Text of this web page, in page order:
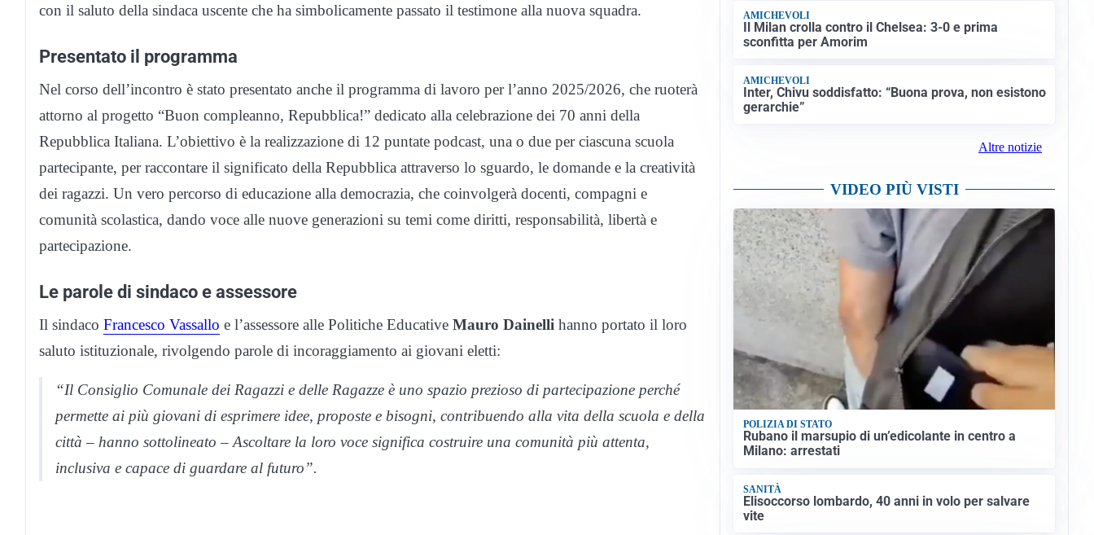
con il saluto della sindaca uscente che ha simbolicamente passato il testimone alla nuova squadra.
Presentato il programma
Nel corso dell’incontro è stato presentato anche il programma di lavoro per l’anno 2025/2026, che ruoterà
attorno al progetto “Buon compleanno, Repubblica!” dedicato alla celebrazione dei 70 anni della
Repubblica Italiana. L’obiettivo è la realizzazione di 12 puntate podcast, una o due per ciascuna scuola
partecipante, per raccontare il significato della Repubblica attraverso lo sguardo, le domande e la creatività
dei ragazzi. Un vero percorso di educazione alla democrazia, che coinvolgerà docenti, compagni e
comunità scolastica, dando voce alle nuove generazioni su temi come diritti, responsabilità, libertà e
partecipazione.
Le parole di sindaco e assessore
Il sindaco Francesco Vassallo e l’assessore alle Politiche Educative Mauro Dainelli hanno portato il loro
saluto istituzionale, rivolgendo parole di incoraggiamento ai giovani eletti:
“Il Consiglio Comunale dei Ragazzi e delle Ragazze è uno spazio prezioso di partecipazione perché
permette ai più giovani di esprimere idee, proposte e bisogni, contribuendo alla vita della scuola e della
città – hanno sottolineato – Ascoltare la loro voce significa costruire una comunità più attenta,
inclusiva e capace di guardare al futuro”.
AMICHEVOLI
Il Milan crolla contro il Chelsea: 3-0 e prima
sconfitta per Amorim
AMICHEVOLI
Inter, Chivu soddisfatto: “Buona prova, non esistono
gerarchie”
Altre notizie
VIDEO PIÙ VISTI
POLIZIA DI STATO
Rubano il marsupio di un’edicolante in centro a
Milano: arrestati
SANITÀ
Elisoccorso lombardo, 40 anni in volo per salvare
vite